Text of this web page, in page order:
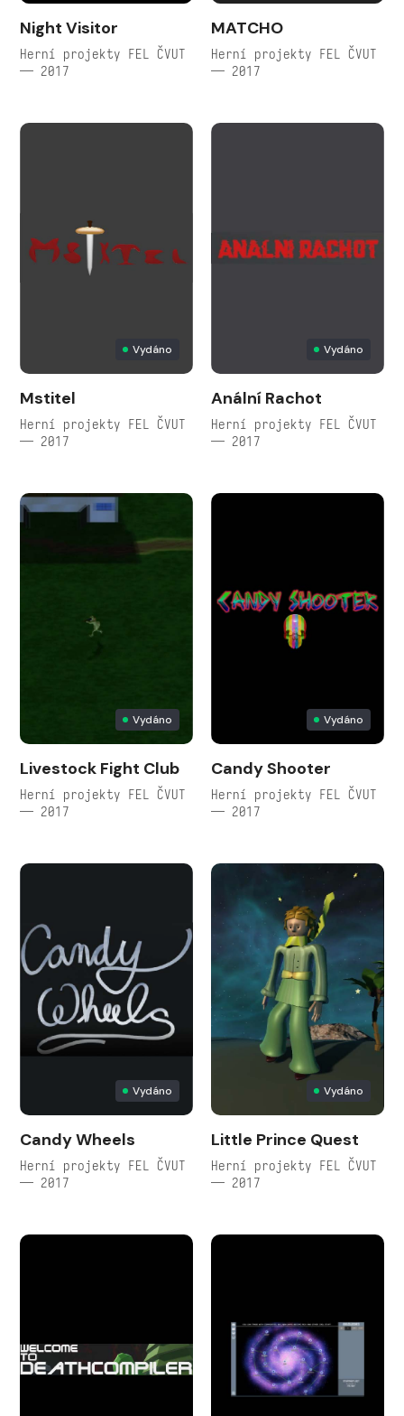
Night Visitor
Herní projekty FEL ČVUT
— 2017
MATCHO
Herní projekty FEL ČVUT
— 2017
Vydáno
Mstitel
Herní projekty FEL ČVUT
— 2017
Vydáno
Anální Rachot
Herní projekty FEL ČVUT
— 2017
Vydáno
Livestock Fight Club
Herní projekty FEL ČVUT
— 2017
Vydáno
Candy Shooter
Herní projekty FEL ČVUT
— 2017
Vydáno
Candy Wheels
Herní projekty FEL ČVUT
— 2017
Vydáno
Little Prince Quest
Herní projekty FEL ČVUT
— 2017